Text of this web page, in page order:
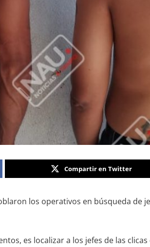
Compartir en Twitter
los operativos en búsqueda
es localizar a los jefes de las